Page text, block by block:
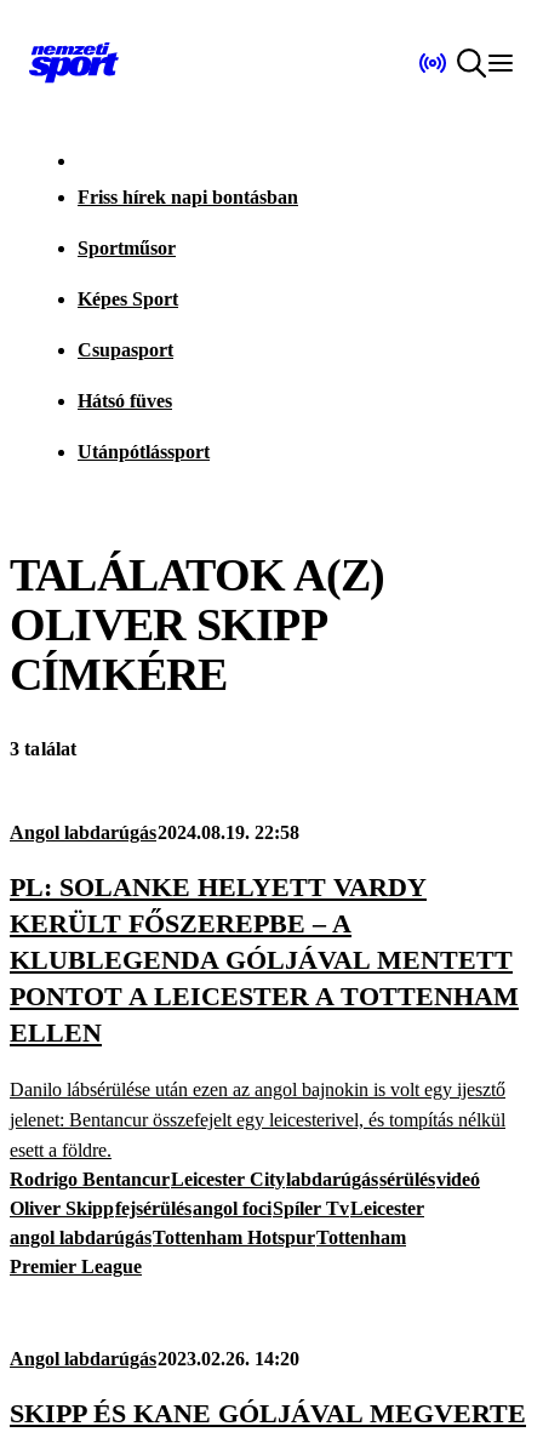
Friss hírek napi bontásban
Sportműsor
Képes Sport
Csupasport
Hátsó füves
Utánpótlássport
TALÁLATOK A(Z)
OLIVER SKIPP
CÍMKÉRE
3 találat
Angol labdarúgás2024.08.19. 22:58
PL: SOLANKE HELYETT VARDY
KERÜLT FŐSZEREPBE – A
KLUBLEGENDA GÓLJÁVAL MENTETT
PONTOT A LEICESTER A TOTTENHAM
ELLEN
Danilo lábsérülése után ezen az angol bajnokin is volt egy ijesztő
jelenet: Bentancur összefejelt egy leicesterivel, és tompítás nélkül
esett a földre.
Rodrigo BentancurLeicester Citylabdarúgássérülésvideó
Oliver Skippfejsérülésangol fociSpíler TvLeicester
angol labdarúgásTottenham HotspurTottenham
Premier League
Angol labdarúgás2023.02.26. 14:20
SKIPP ÉS KANE GÓLJÁVAL MEGVERTE